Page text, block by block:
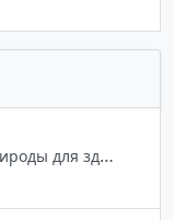
NSP - все лучшее от природы для здоровья всей семьи! Надежный источник информации.